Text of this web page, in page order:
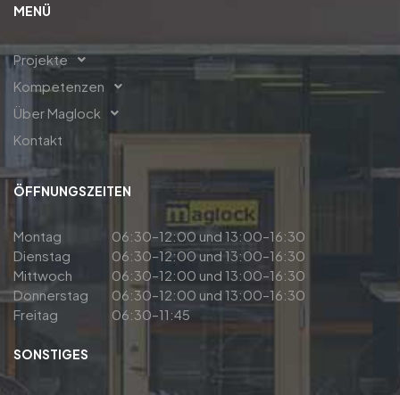
MENÜ
Projekte
Kompetenzen
Über Maglock
Kontakt
ÖFFNUNGSZEITEN
Montag
06:30–12:00 und 13:00–16:30
Dienstag
06:30–12:00 und 13:00–16:30
Mittwoch
06:30–12:00 und 13:00–16:30
Donnerstag
06:30–12:00 und 13:00–16:30
Freitag
06:30–11:45
SONSTIGES